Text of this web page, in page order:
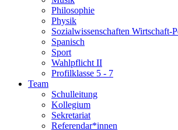
Philosophie
Physik
Sozialwissenschaften Wirtschaft-
Spanisch
Sport
Wahlpflicht II
Profilklasse 5 - 7
Team
Schulleitung
Kollegium
Sekretariat
Referendar*innen